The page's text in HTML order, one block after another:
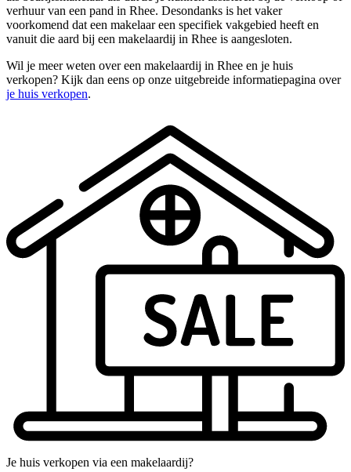
verhuur van een pand in Rhee. Desondanks is het vaker
voorkomend dat een makelaar een specifiek vakgebied heeft en
vanuit die aard bij een makelaardij in Rhee is aangesloten.
Wil je meer weten over een makelaardij in Rhee en je huis
verkopen? Kijk dan eens op onze uitgebreide informatiepagina over
je huis verkopen.
Je huis verkopen via een makelaardij?